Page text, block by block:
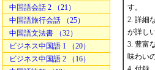
中国語会話 2 （21）
中国語旅行会話 （25）
中国語文法書 （32）
ビジネス中国語 1 （20）
ビジネス中国語 2 （16）
す。
2. 詳細
が詳し
3. 豊富
味わい